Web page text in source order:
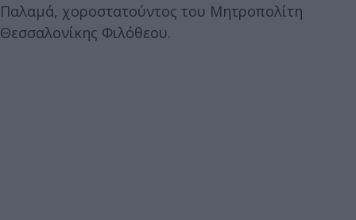
Παλαμά, χοροστατούντος του Μητροπολίτη
Θεσσαλονίκης Φιλόθεου.